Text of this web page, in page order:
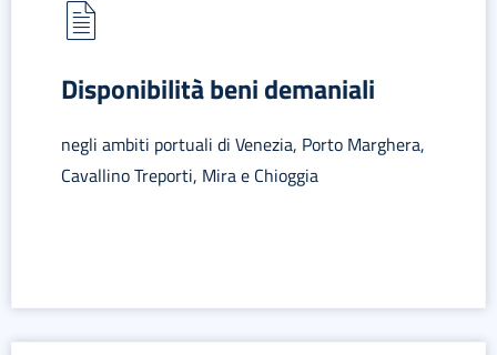
Disponibilità beni demaniali
negli ambiti portuali di Venezia, Porto Marghera,
Cavallino Treporti, Mira e Chioggia